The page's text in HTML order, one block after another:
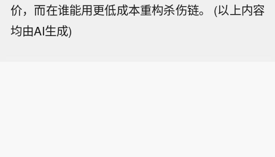
价，而在谁能用更低成本重构杀伤链。
(以上内容
均由AI生成)